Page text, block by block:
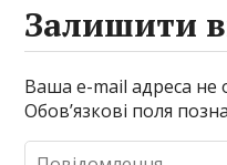
Залишити
Ваша e-mail адреса
Обов’язкові поля